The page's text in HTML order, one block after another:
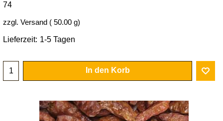
74
zzgl. Versand 50.00 g
Lieferzeit: 1-5 Tagen
In den Korb